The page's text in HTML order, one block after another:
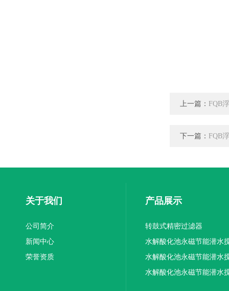
上一篇： FQB
下一篇： FQB
关于我们
公司简介
新闻中心
荣誉资质
产品展示
转鼓式精密过滤器
水解酸化池永磁节能潜水
机厂家供应
水解酸化池永磁节能潜水
机厂家直销
水解酸化池永磁节能潜水